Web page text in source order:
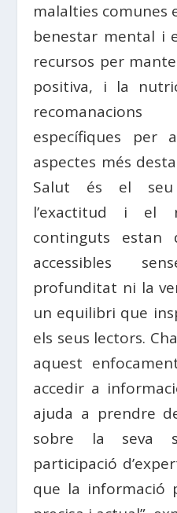
malalties comunes
benestar mental i
recursos per
positiva, i la
específiques per
aspectes més
Salut és el seu
l’exactitud i el
continguts estan
accessibles
profunditat ni la
un equilibri que
els seus lectors.
aquest
accedir a
ajuda a prendre
sobre la seva
participació
que la informació